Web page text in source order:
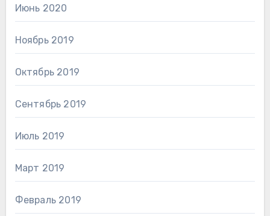
Июнь 2020
Ноябрь 2019
Октябрь 2019
Сентябрь 2019
Июль 2019
Март 2019
Февраль 2019